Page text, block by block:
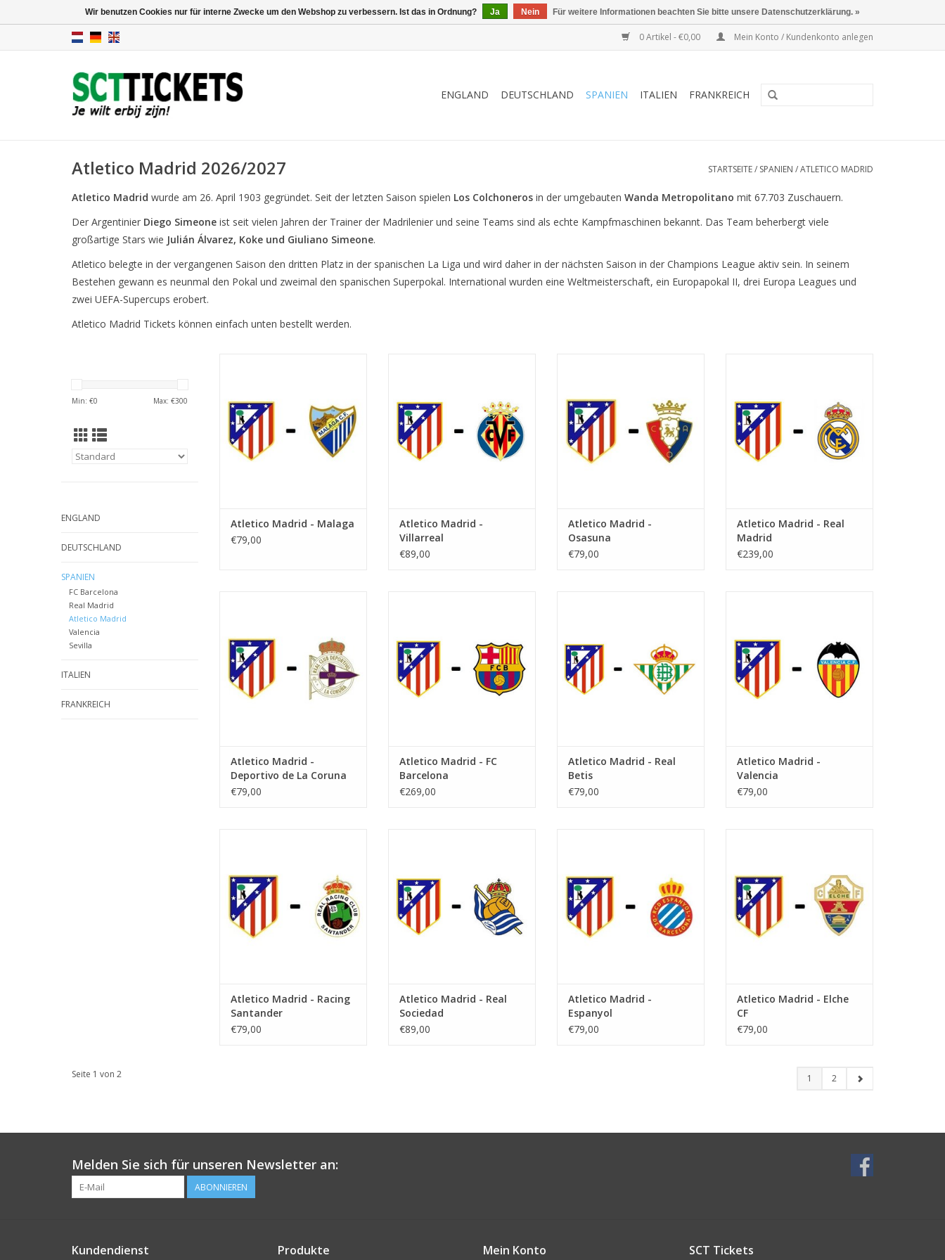
0 Artikel - €0,00 Mein Konto / Kundenkonto anlegen
ENGLAND DEUTSCHLAND SPANIEN ITALIEN FRANKREICH
Atletico Madrid 2026/2027 STARTSEITE/ SPANIEN /ATLETICO MADRID
Atletico Madrid wurde am 26. April 1903 gegründet. Seit der letzten Saison spielen Los Colchoneros in der umgebauten Wanda Metropolitano mit 67.703 Zuschauern.
Der Argentinier Diego Simeone ist seit vielen Jahren der Trainer der Madrilenier und seine Teams sind als echte Kampfmaschinen bekannt. Das Team beherbergt viele
großartige Stars wie Julián Álvarez, Koke und Giuliano Simeone.
Atletico belegte in der vergangenen Saison den dritten Platz in der spanischen La Liga und wird daher in der nächsten Saison in der Champions League aktiv sein. In seinem
Bestehen gewann es neunmal den Pokal und zweimal den spanischen Superpokal. International wurden eine Weltmeisterschaft, ein Europapokal II, drei Europa Leagues und
zwei UEFA-Supercups erobert.
Atletico Madrid Tickets können einfach unten bestellt werden.
Min: €0 Max: €300
ENGLAND
DEUTSCHLAND
SPANIEN
FC Barcelona
Real Madrid
Atletico Madrid
Valencia
Sevilla
ITALIEN
FRANKREICH
Stadt: Madrid
ZUM WARENKORB HINZUFÜGEN
Atletico Madrid - Malaga
€79,00
Stadt: Madrid
ZUM WARENKORB HINZUFÜGEN
Atletico Madrid -
Villarreal
€89,00
Stadt: Madrid
ZUM WARENKORB HINZUFÜGEN
Atletico Madrid -
Osasuna
€79,00
Stadion: Wanda Metropolitano
Stadt: Madrid
ZUM WARENKORB HINZUFÜGEN
Atletico Madrid - Real
Madrid
€239,00
Stadt: Madrid
ZUM WARENKORB HINZUFÜGEN
Atletico Madrid -
Deportivo de La Coruna
€79,00
Stadt: Madrid
ZUM WARENKORB HINZUFÜGEN
Atletico Madrid - FC
Barcelona
€269,00
ZUM WARENKORB HINZUFÜGEN
Atletico Madrid - Real
Betis
€79,00
Stadt: Madrid
ZUM WARENKORB HINZUFÜGEN
Atletico Madrid -
Valencia
€79,00
Stadt: Madrid
ZUM WARENKORB HINZUFÜGEN
Atletico Madrid - Racing
Santander
€79,00
Stadt: Madrid
ZUM WARENKORB HINZUFÜGEN
Atletico Madrid - Real
Sociedad
€89,00
Stadt: Madrid
ZUM WARENKORB HINZUFÜGEN
Atletico Madrid -
Espanyol
€79,00
Stadt: Madrid
ZUM WARENKORB HINZUFÜGEN
Atletico Madrid - Elche
CF
€79,00
Seite 1 von 2 1 2
Melden Sie sich für unseren Newsletter an:
ABONNIEREN
Kundendienst Produkte Mein Konto SCT Tickets
Wir benutzen Cookies nur für interne Zwecke um den Webshop zu verbessern. Ist das in Ordnung? Ja Nein Für weitere Informationen beachten Sie bitte unsere Datenschutzerklärung. »